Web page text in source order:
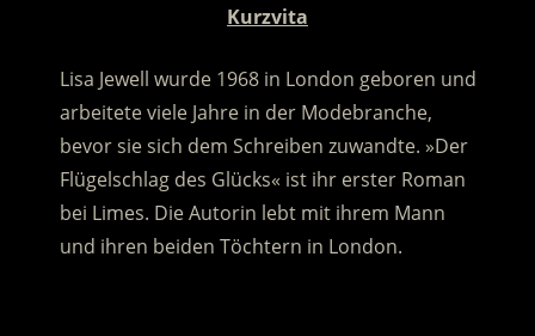
Kurzvita
Lisa Jewell wurde 1968 in London geboren und
arbeitete viele Jahre in der Modebranche,
bevor sie sich dem Schreiben zuwandte. »Der
Flügelschlag des Glücks« ist ihr erster Roman
bei Limes. Die Autorin lebt mit ihrem Mann
und ihren beiden Töchtern in London.